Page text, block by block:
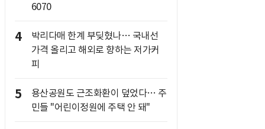
6070
4
박리다매 한계 부딪혔나… 국내선
가격 올리고 해외로 향하는 저가커
피
5
용산공원도 근조화환이 덮었다… 주
민들 "어린이정원에 주택 안 돼"